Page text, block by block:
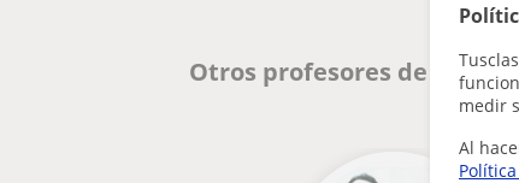
medir
Al
Otros profesores de